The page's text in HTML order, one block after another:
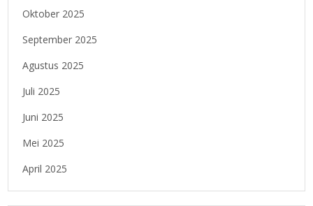
Oktober 2025
September 2025
Agustus 2025
Juli 2025
Juni 2025
Mei 2025
April 2025